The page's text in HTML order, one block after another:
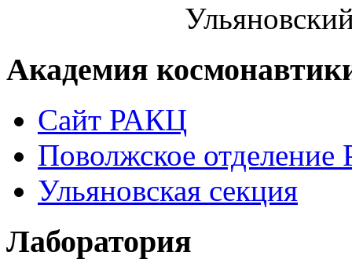
Академия
Сайт РАКЦ
Поволжское
Ульяновская секция
Лаборатория